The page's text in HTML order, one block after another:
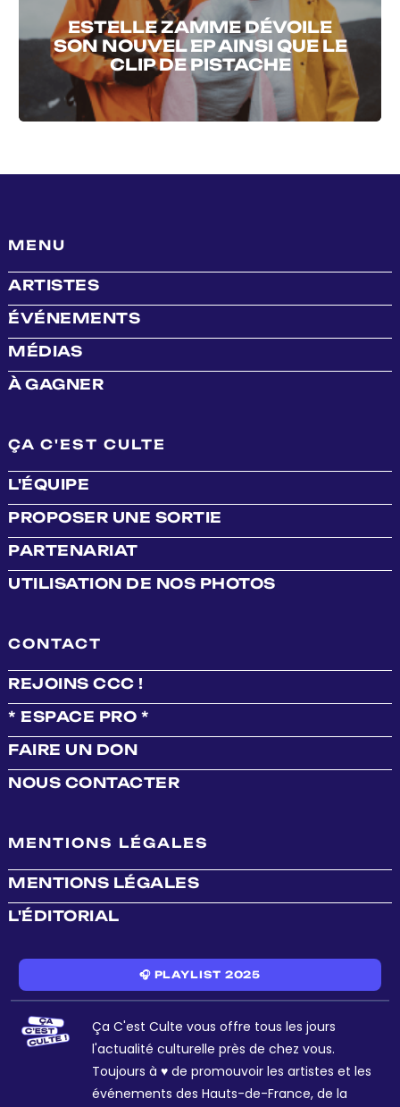
ESTELLE ZAMME DÉVOILE
SON NOUVEL EP AINSI QUE LE
CLIP DE PISTACHE
MENU
ARTISTES
ÉVÉNEMENTS
MÉDIAS
À GAGNER
ÇA C'EST CULTE
L'ÉQUIPE
PROPOSER UNE SORTIE
PARTENARIAT
UTILISATION DE NOS PHOTOS
CONTACT
REJOINS CCC !
* ESPACE PRO *
FAIRE UN DON
NOUS CONTACTER
MENTIONS LÉGALES
MENTIONS LÉGALES
L'ÉDITORIAL
🎧 PLAYLIST 2025
Ça C'est Culte vous offre tous les jours
l'actualité culturelle près de chez vous.
Toujours à ♥ de promouvoir les artistes et les
événements des Hauts-de-France, de la